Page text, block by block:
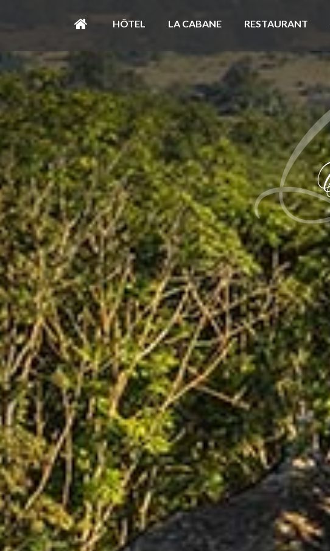
HÔTEL LA CABANE RESTAURANT